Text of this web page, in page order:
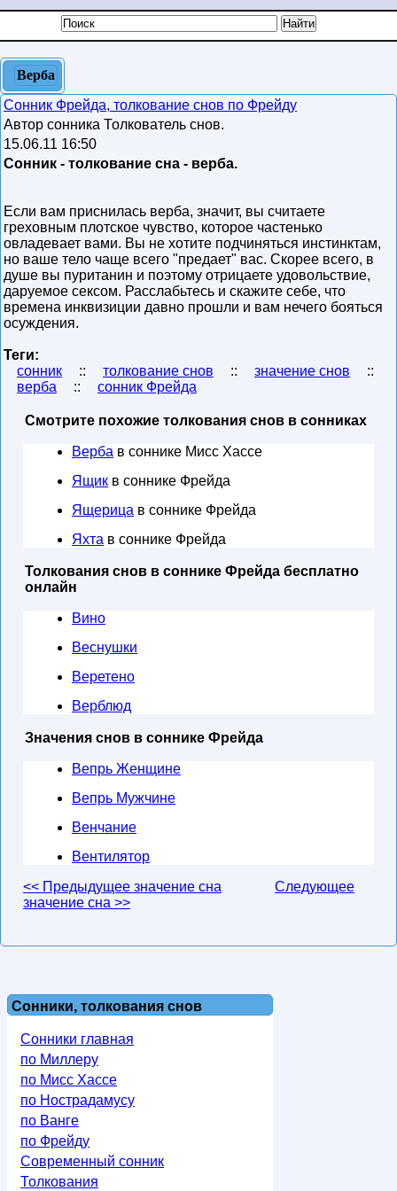
Верба
Сонник Фрейда, толкование снов по Фрейду
Автор сонника Толкователь снов.
15.06.11 16:50
Сонник - толкование сна - верба.
Если вам приснилась верба, значит, вы считаете
греховным плотское чувство, которое частенько
овладевает вами. Вы не хотите подчиняться инстинктам,
но ваше тело чаще всего "предает" вас. Скорее всего, в
душе вы пуританин и поэтому отрицаете удовольствие,
даруемое сексом. Расслабьтесь и скажите себе, что
времена инквизиции давно прошли и вам нечего бояться
осуждения.
Теги:
сонник
:: толкование снов :: значение снов
::
верба
:: сонник Фрейда
Смотрите похожие толкования снов в сонниках
Верба в соннике Мисс Хассе
Ящик в соннике Фрейда
Ящерица в соннике Фрейда
Яхта в соннике Фрейда
Толкования снов в соннике Фрейда бесплатно
онлайн
Вино
Веснушки
Веретено
Верблюд
Значения снов в соннике Фрейда
Вепрь Женщине
Вепрь Мужчине
Венчание
Вентилятор
<< Предыдущее значение сна
Следующее
значение сна >>
Сонники, толкования снов
Сонники главная
по Миллеру
по Мисс Хассе
по Нострадамусу
по Ванге
по Фрейду
Современный сонник
Толкования